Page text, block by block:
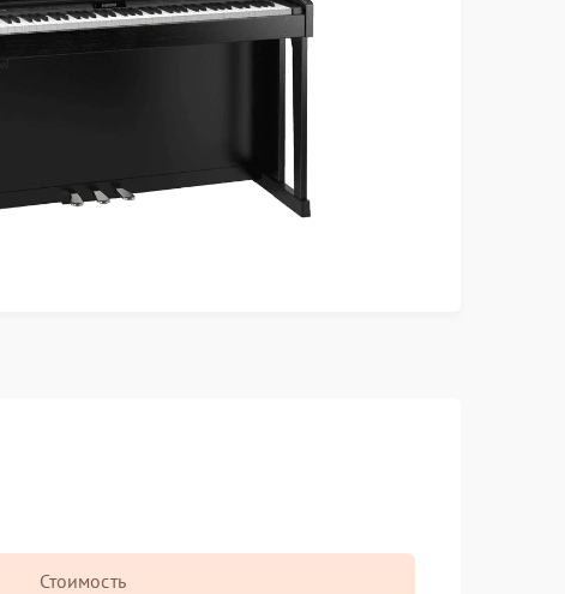
Стоимость